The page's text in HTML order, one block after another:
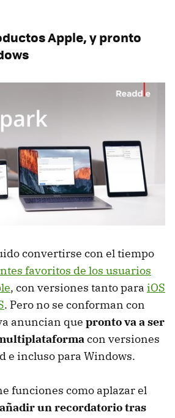
Apple, y pronto
convertirse con el tiempo
favoritos de los usuarios
, con versiones tanto para iOS
. Pero no se conforman con
anuncian que pronto va a ser
con versiones
e incluso para Windows.
funciones como aplazar el
añadir un recordatorio tras